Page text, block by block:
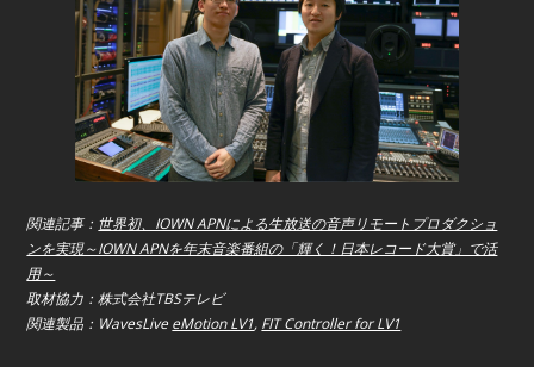
関連記事： 世界初、IOWN APNによる生放送の音声リモートプロダクショ
ンを実現～IOWN APNを年末音楽番組の「輝く！日本レコード大賞」で活
用～
取材協力：株式会社TBSテレビ
関連製品：WavesLive eMotion LV1, FIT Controller for LV1